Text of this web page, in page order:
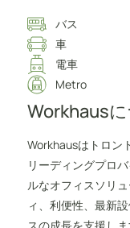
バス
車
電車
Metro
Workhaus
Workhausはトロン
リーディングプロ
ルなオフィスソリ
ィ、利便性、最新